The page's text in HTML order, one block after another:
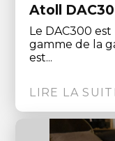
Atoll
Le DAC300
gamme de la
est...
LIRE LA